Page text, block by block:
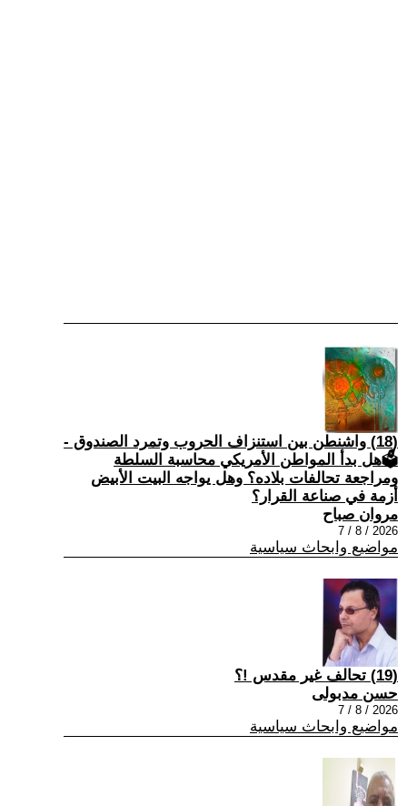
(18) واشنطن بين استنزاف الحروب وتمرد الصندوق -
🗳هل بدأ المواطن الأمريكي محاسبة السلطة
ومراجعة تحالفات بلاده؟ وهل يواجه البيت الأبيض
أزمة في صناعة القرار؟
مروان صباح
2026 / 8 / 7
مواضيع وابحاث سياسية
(19) تحالف غير مقدس !؟
حسن مدبولى
2026 / 8 / 7
مواضيع وابحاث سياسية